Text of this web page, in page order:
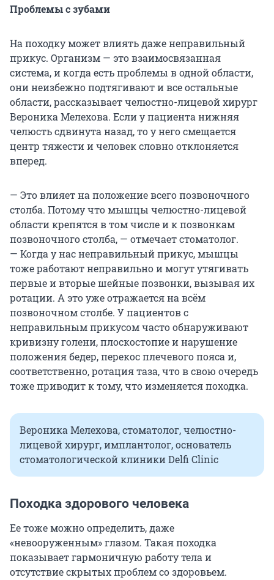
Проблемы с зубами
На походку может влиять даже неправильный
прикус. Организм — это взаимосвязанная
система, и когда есть проблемы в одной области,
они неизбежно подтягивают и все остальные
области, рассказывает челюстно-лицевой хирург
Вероника Мелехова. Если у пациента нижняя
челюсть сдвинута назад, то у него смещается
центр тяжести и человек словно отклоняется
вперед.
— Это влияет на положение всего позвоночного
столба. Потому что мышцы челюстно-лицевой
области крепятся в том числе и к позвонкам
позвоночного столба, — отмечает стоматолог.
— Когда у нас неправильный прикус, мышцы
тоже работают неправильно и могут утягивать
первые и вторые шейные позвонки, вызывая их
ротации. А это уже отражается на всём
позвоночном столбе. У пациентов с
неправильным прикусом часто обнаруживают
кривизну голени, плоскостопие и нарушение
положения бедер, перекос плечевого пояса и,
соответственно, ротация таза, что в свою очередь
тоже приводит к тому, что изменяется походка.
Вероника Мелехова, стоматолог, челюстно-
лицевой хирург, имплантолог, основатель
стоматологической клиники Delfi Clinic
Походка здорового человека
Ее тоже можно определить, даже
«невооруженным» глазом. Такая походка
показывает гармоничную работу тела и
отсутствие скрытых проблем со здоровьем.